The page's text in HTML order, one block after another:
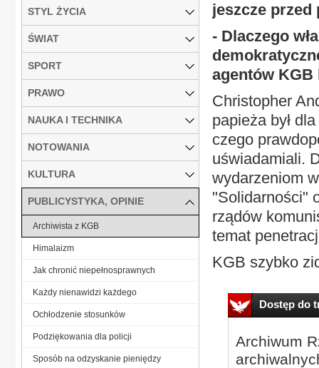
jeszcze przed
- Dlaczego
agentów KGB
Christopher
papieża był
czego
uświadamiali.
wydarzeniom
"Solidarności"
rządów
temat
KGB szybko
Dostęp do
Archiwum
STYL ŻYCIA
ŚWIAT
SPORT
PRAWO
NAUKA I TECHNIKA
NOTOWANIA
KULTURA
PUBLICYSTYKA, OPINIE
Archiwista z KGB
Himalaizm
Jak chronić niepełnosprawnych
Każdy nienawidzi każdego
Ochłodzenie stosunków
Podziękowania dla policji
Sposób na odzyskanie pieniędzy